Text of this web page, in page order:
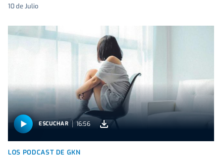
10 de Julio
ESCUCHAR 16:56
LOS PODCAST DE GKN